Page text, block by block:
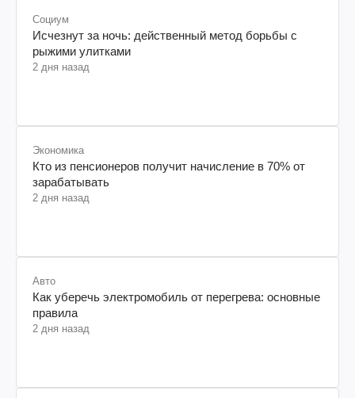
Социум
Исчезнут за ночь: действенный метод борьбы с
рыжими улитками
2 дня назад
Экономика
Кто из пенсионеров получит начисление в 70% от
зарабатывать
2 дня назад
Авто
Как уберечь электромобиль от перегрева: основные
правила
2 дня назад